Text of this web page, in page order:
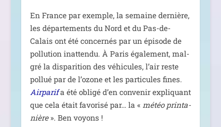
En France par exemple, la semaine der­nière,
les dépar­te­ments du Nord et du Pas-de-
Calais ont été concer­nés par un épi­sode de
pol­lu­tion inat­ten­du. À Paris éga­le­ment, mal­
gré la dis­pa­ri­tion des véhi­cules, l’air reste
pol­lué par de l’ozone et les par­ti­cules fines.
Airparifa été obli­gé d’en conve­nir expli­quant
que cela était favo­ri­sé par… la « météo prin­ta­
nière». Ben voyons !